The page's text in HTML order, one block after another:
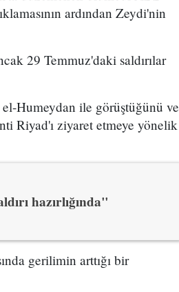
ardından Zeydi'nin
29 Temmuz'daki saldırılar
Humeydan ile görüştüğünü ve
Riyad'ı ziyaret etmeye yönelik
hazırlığında"
gerilimin arttığı bir